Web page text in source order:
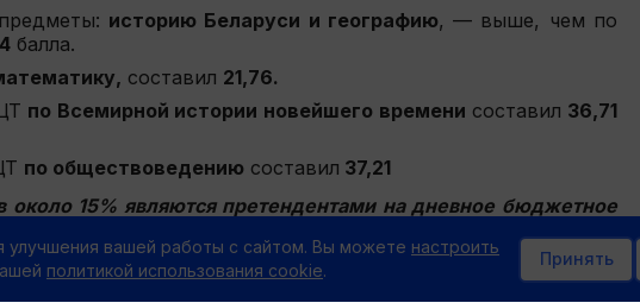
историю Беларуси и географию, — выше, чем по
балла.
составил 21,76.
по Всемирной истории новейшего времени составил 36,71
по обществоведению составил 37,21
около 15% являются претендентами на дневное бюджетное
вашей работы с сайтом. Вы можете настроить
политикой использования cookie.
Принять